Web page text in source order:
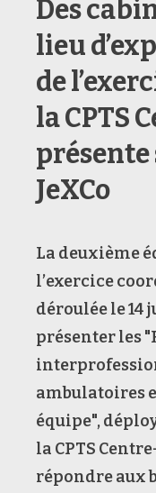
Des
lieu
de
la CPTS
présente
JeXCo
La deuxième
l’exercice
déroulée le 14
présenter les
ambulatoires
équipe",
la CPTS
répondre aux